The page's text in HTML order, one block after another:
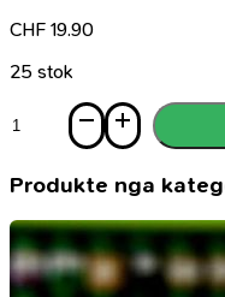
CHF 19.90
25 stok
Vendimet
Fetvatë
publikuara
nga
Këshilli
Produkte nga